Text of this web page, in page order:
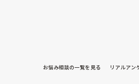
お悩み相談の一覧を見る リアルアン